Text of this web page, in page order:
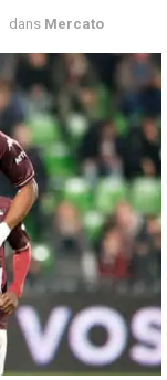
dans Mercato